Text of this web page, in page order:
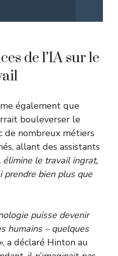
de l’IA sur le
également que
bouleverser le
de nombreux métiers
allant des assistants
élimine le travail ingrat,
prendre bien plus que
puisse devenir
humains – quelques
a déclaré Hinton au